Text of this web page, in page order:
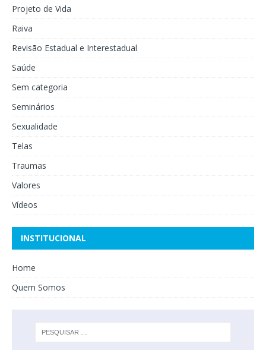
Projeto de Vida
Raiva
Revisão Estadual e Interestadual
Saúde
Sem categoria
Seminários
Sexualidade
Telas
Traumas
Valores
Vídeos
INSTITUCIONAL
Home
Quem Somos